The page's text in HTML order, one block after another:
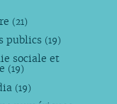
(21)
publics (19)
sociale et
(19)
(19)